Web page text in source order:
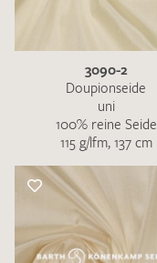
3090-2
Doupionseide
uni
100% reine Seide
115 g/lfm, 137 cm